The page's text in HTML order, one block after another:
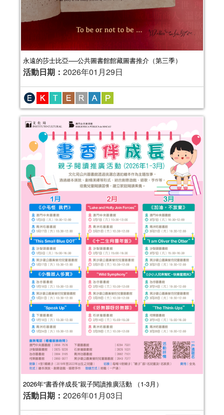
永遠的莎士比亞──公共圖書館館藏圖書推介（第三季）
活動日期： 2026年01月29日
2026年“書香伴成長”親子閱讀推廣活動 （1-3月）
活動日期： 2026年01月03日